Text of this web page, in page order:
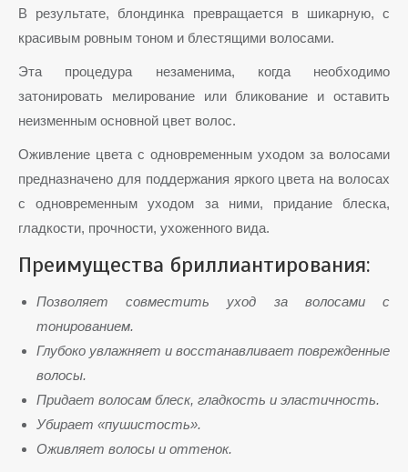
В результате, блондинка превращается в шикарную, с
красивым ровным тоном и блестящими волосами.
Эта процедура незаменима, когда необходимо
затонировать мелирование или бликование и оставить
неизменным основной цвет волос.
Оживление цвета с одновременным уходом за волосами
предназначено для поддержания яркого цвета на волосах
с одновременным уходом за ними, придание блеска,
гладкости, прочности, ухоженного вида.
Преимущества бриллиантирования:
Позволяет совместить уход за волосами с
тонированием.
Глубоко увлажняет и восстанавливает поврежденные
волосы.
Придает волосам блеск, гладкость и эластичность.
Убирает «пушистость».
Оживляет волосы и оттенок.